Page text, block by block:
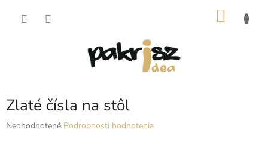
Zlaté čísla na stôl
Priemerné
Neohodnotené Podrobnosti hodnotenia